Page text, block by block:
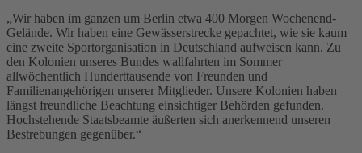
„Wir haben im ganzen um Berlin etwa 400 Morgen Wochenend-
Gelände. Wir haben eine Gewässerstrecke gepachtet, wie sie kaum
eine zweite Sportorganisation in Deutschland aufweisen kann. Zu
den Kolonien unseres Bundes wallfahrten im Sommer
allwöchentlich Hunderttausende von Freunden und
Familienangehörigen unserer Mitglieder. Unsere Kolonien haben
längst freundliche Beachtung einsichtiger Behörden gefunden.
Hochstehende Staatsbeamte äußerten sich anerkennend unseren
Bestrebungen gegenüber.“